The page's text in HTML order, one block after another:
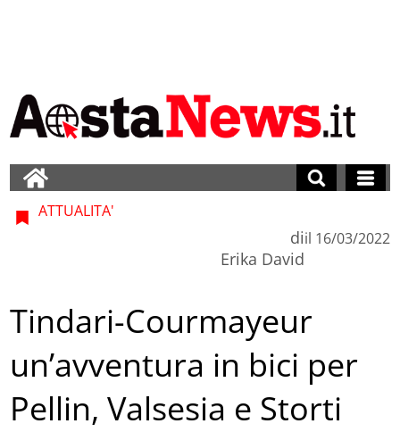
ATTUALITA'
di
Erika David
il 16/03/2022
Tindari-Courmayeur
un’avventura in bici per
Pellin, Valsesia e Storti